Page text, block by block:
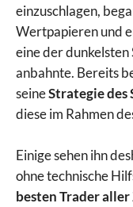
einzuschlagen,
Wertpapieren und
eine der
anbahnte. Bereits
seineStrategie des
diese im Rahmen
Einige sehen ihn
ohne technische
besten Trader